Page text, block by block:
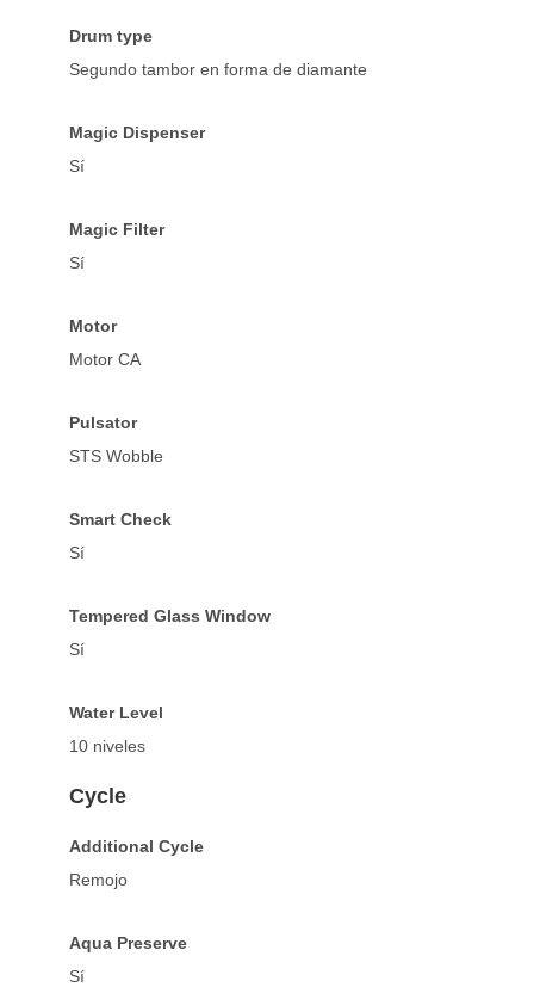
Drum type
Segundo tambor en forma de diamante
Magic Dispenser
Sí
Magic Filter
Sí
Motor
Motor CA
Pulsator
STS Wobble
Smart Check
Sí
Tempered Glass Window
Sí
Water Level
10 niveles
Cycle
Additional Cycle
Remojo
Aqua Preserve
Sí